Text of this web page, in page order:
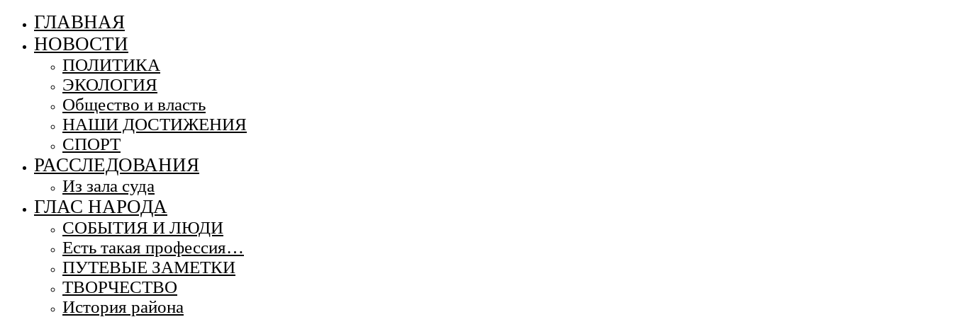
ГЛАВНАЯ
НОВОСТИ
ПОЛИТИКА
ЭКОЛОГИЯ
Общество и власть
НАШИ ДОСТИЖЕНИЯ
СПОРТ
РАССЛЕДОВАНИЯ
Из зала суда
ГЛАС НАРОДА
СОБЫТИЯ И ЛЮДИ
Есть такая профессия…
ПУТЕВЫЕ ЗАМЕТКИ
ТВОРЧЕСТВО
История района